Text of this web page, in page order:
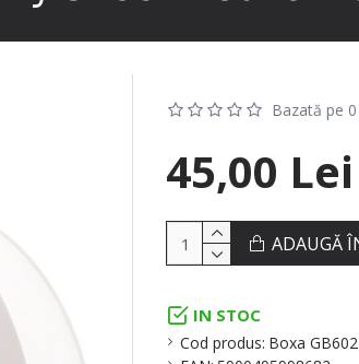
IN STOC
Cod produs: Boxa GB602
Bazată pe
45,00 Lei
ADAUGĂ